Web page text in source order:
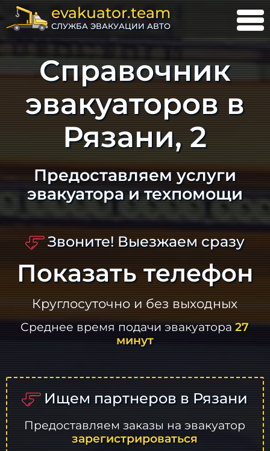
evakuator.team
СЛУЖБА ЭВАКУАЦИИ АВТО
Справочник
эвакуаторов в
Рязани, 2
Предоставляем услуги
эвакуатора и техпомощи
Звоните! Выезжаем сразу
Показать телефон
Круглосуточно и без выходных
Среднее время подачи эвакуатора27
минут
Ищем партнеров в Рязани
Предоставляем заказы на эвакуатор
зарегистрироваться